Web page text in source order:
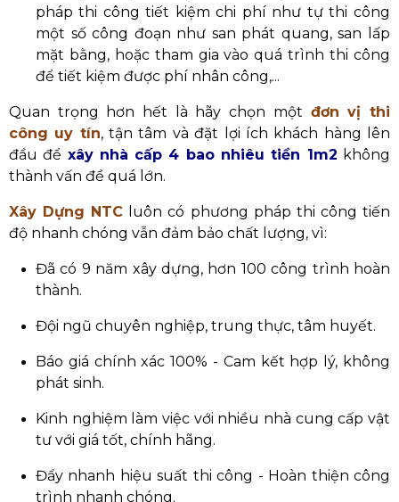
pháp thi công tiết kiệm chi phí như tự thi công
một số công đoạn như san phát quang, san lấp
mặt bằng, hoặc tham gia vào quá trình thi công
để tiết kiệm được phí nhân công,...
Quan trọng hơn hết là hãy chọn một đơn vị thi
công uy tín, tận tâm và đặt lợi ích khách hàng lên
đầu để xây nhà cấp 4 bao nhiêu tiền 1m2 không
thành vấn đề quá lớn.
Xây Dựng NTC luôn có phương pháp thi công tiến
độ nhanh chóng vẫn đảm bảo chất lượng, vì:
Đã có 9 năm xây dựng, hơn 100 công trình hoàn
thành.
Đội ngũ chuyên nghiệp, trung thực, tâm huyết.
Báo giá chính xác 100% - Cam kết hợp lý, không
phát sinh.
Kinh nghiệm làm việc với nhiều nhà cung cấp vật
tư với giá tốt, chính hãng.
Đẩy nhanh hiệu suất thi công - Hoàn thiện công
trình nhanh chóng.